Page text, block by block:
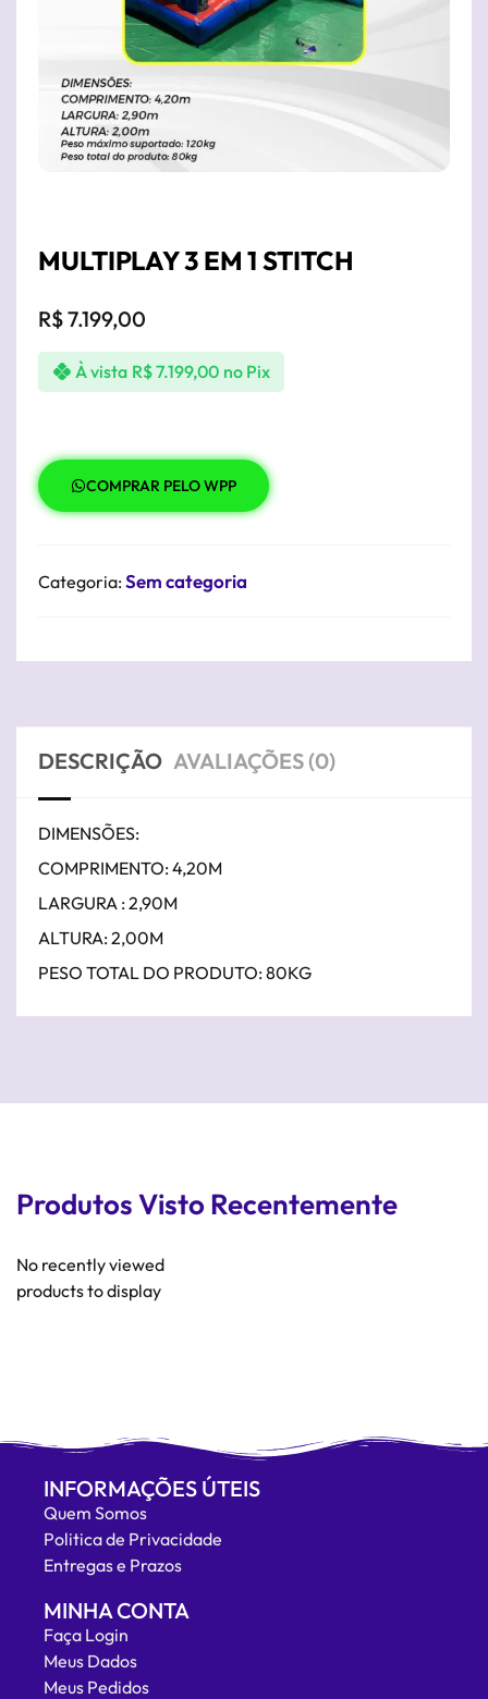
MULTIPLAY 3 EM 1 STITCH
R$7.199,00
À vista R$7.199,00 no Pix
COMPRAR PELO WPP
Categoria:Sem categoria
DESCRIÇÃO AVALIAÇÕES (0)
DIMENSÕES:
COMPRIMENTO: 4,20M
LARGURA : 2,90M
ALTURA: 2,00M
PESO TOTAL DO PRODUTO: 80KG
Produtos Visto Recentemente
No recently viewed
products to display
INFORMAÇÕES ÚTEIS
Quem Somos
Politica de Privacidade
Entregas e Prazos
MINHA CONTA
Faça Login
Meus Dados
Meus Pedidos